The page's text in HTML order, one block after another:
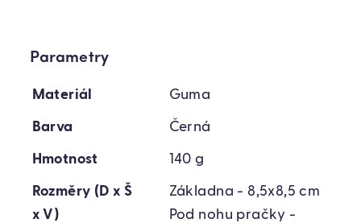
Parametry
Materiál Guma
Barva Černá
Hmotnost 140 g
Rozměry (D x Š
x V)
Základna - 8,5x8,5 cm
Pod nohu pračky -